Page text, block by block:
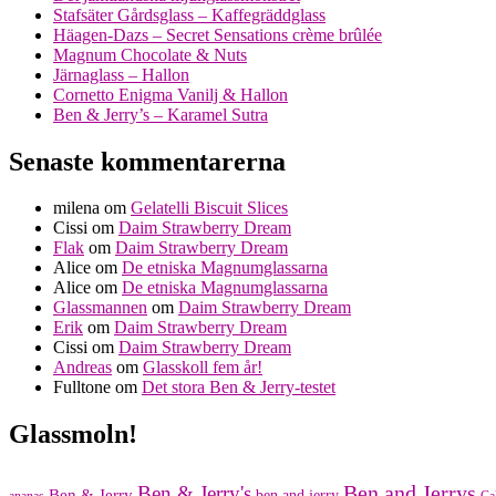
Stafsäter Gårdsglass – Kaffegräddglass
Häagen-Dazs – Secret Sensations crème brûlée
Magnum Chocolate & Nuts
Järnaglass – Hallon
Cornetto Enigma Vanilj & Hallon
Ben & Jerry’s – Karamel Sutra
Senaste kommentarerna
milena om Gelatelli Biscuit Slices
Cissi om Daim Strawberry Dream
Flak om Daim Strawberry Dream
Alice om De etniska Magnumglassarna
Alice om De etniska Magnumglassarna
Glassmannen om Daim Strawberry Dream
Erik om Daim Strawberry Dream
Cissi om Daim Strawberry Dream
Andreas om Glasskoll fem år!
Fulltone om Det stora Ben & Jerry-testet
Glassmoln!